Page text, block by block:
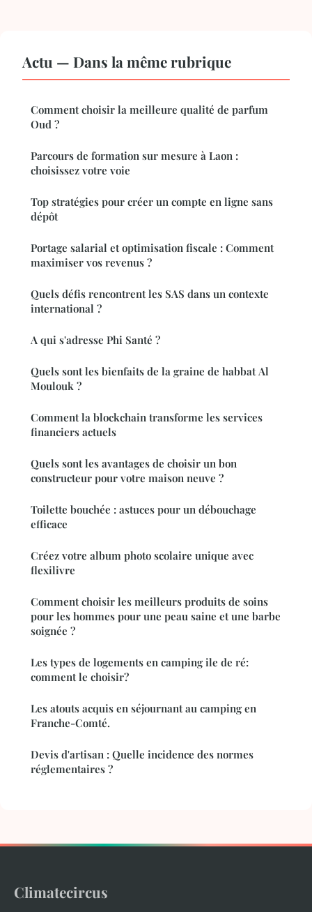
Actu — Dans la même rubrique
Comment choisir la meilleure qualité de parfum
Oud ?
Parcours de formation sur mesure à Laon :
choisissez votre voie
Top stratégies pour créer un compte en ligne sans
dépôt
Portage salarial et optimisation fiscale : Comment
maximiser vos revenus ?
Quels défis rencontrent les SAS dans un contexte
international ?
A qui s'adresse Phi Santé ?
Quels sont les bienfaits de la graine de habbat Al
Moulouk ?
Comment la blockchain transforme les services
financiers actuels
Quels sont les avantages de choisir un bon
constructeur pour votre maison neuve ?
Toilette bouchée : astuces pour un débouchage
efficace
Créez votre album photo scolaire unique avec
flexilivre
Comment choisir les meilleurs produits de soins
pour les hommes pour une peau saine et une barbe
soignée ?
Les types de logements en camping ile de ré:
comment le choisir?
Les atouts acquis en séjournant au camping en
Franche-Comté.
Devis d'artisan : Quelle incidence des normes
réglementaires ?
Climatecircus